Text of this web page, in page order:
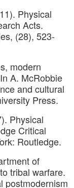
Physical
Acts.
(28), 523-
modern
A. McRobbie
and cultural
Press.
Physical
Critical
Routledge.
of
tribal warfare.
postmodernism